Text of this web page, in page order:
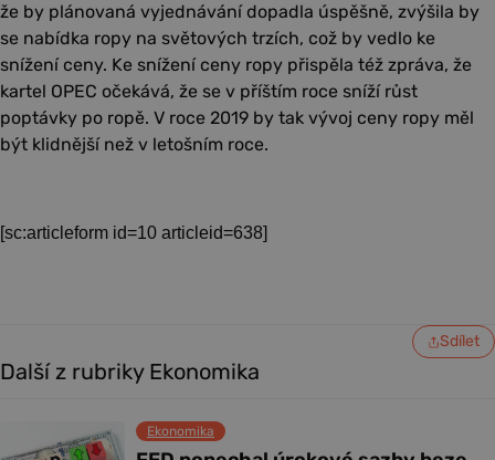
že by plánovaná vyjednávání dopadla úspěšně, zvýšila by
se nabídka ropy na světových trzích, což by vedlo ke
snížení ceny. Ke snížení ceny ropy přispěla též zpráva, že
kartel OPEC očekává, že se v příštím roce sníží růst
poptávky po ropě. V roce 2019 by tak vývoj ceny ropy měl
být klidnější než v letošním roce.
[sc:articleform id=10 articleid=638]
Sdílet
Další z rubriky Ekonomika
Ekonomika